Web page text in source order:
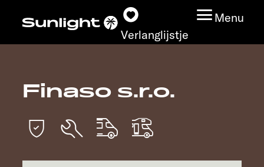
Verlanglijstje
Menu
Modeloverzicht
Configurator
Vind jouw Sunlight
Finaso s.r.o.